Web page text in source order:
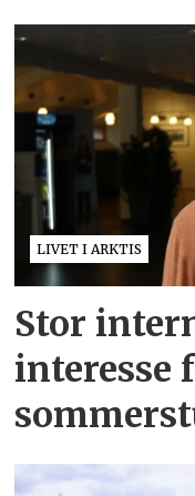
LIVET I ARKTIS
Stor
interesse